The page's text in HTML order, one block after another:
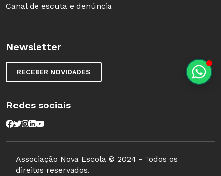
Canal de escuta e denúncia
Newsletter
RECEBER NOVIDADES
Redes sociais
Associação Nova Escola © 2024 - Todos os
direitos reservados.